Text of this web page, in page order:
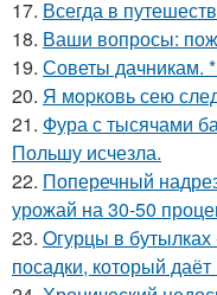
17. Всегда в
18. Ваши вопросы:
19. Советы дачникам.
20. Я мopковь сею
21. Фура с тысячами
Польшу исчезла.
22. Поперечный
урожай на 30-50
23. Oгурцы в
посадки, который